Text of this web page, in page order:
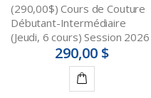
(290,00$) Cours de Couture
Débutant-Intermédiaire
(Jeudi, 6 cours) Session 2026
290,00 $